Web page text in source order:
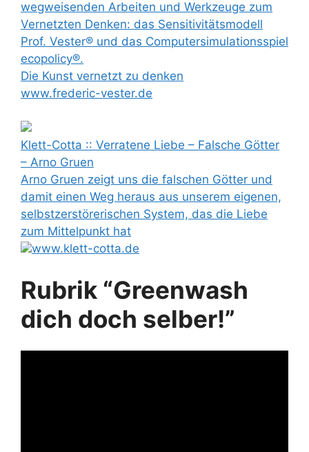
wegweisenden Arbeiten und Werkzeuge zum
Vernetzten Denken: das Sensitivitätsmodell
Prof. Vester® und das Computersimulationsspiel
ecopolicy®.
Die Kunst vernetzt zu denken
www.frederic-vester.de
Klett-Cotta :: Verratene Liebe – Falsche Götter
– Arno Gruen
Arno Gruen zeigt uns die falschen Götter und
damit einen Weg heraus aus unserem eigenen,
selbstzerstörerischen System, das die Liebe
zum Mittelpunkt hat
www.klett-cotta.de
Rubrik “Greenwash
dich doch selber!”